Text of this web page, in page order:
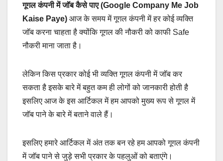
गूगल कंपनी में जॉब कैसे पाए (Google Company Me Job
Kaise Paye) आज के समय में गूगल कंपनी में हर कोई व्यक्ति
जॉब करना चाहता है क्योंकि गूगल की नौकरी को काफी Safe
नौकरी माना जाता है।
लेकिन किस प्रकार कोई भी व्यक्ति गूगल कंपनी में जॉब कर
सकता है इसके बारे में बहुत कम ही लोगों को जानकारी होती है
इसलिए आज के इस आर्टिकल में हम आपको मुख्य रूप से गूगल में
जॉब पाने के बारे में बताने वाले हैं।
इसलिए हमारे आर्टिकल में अंत तक बन रहे हम आपको गूगल कंपनी
में जॉब पाने से जुड़े सभी प्रकार के पहलुओं को बताएंगे।